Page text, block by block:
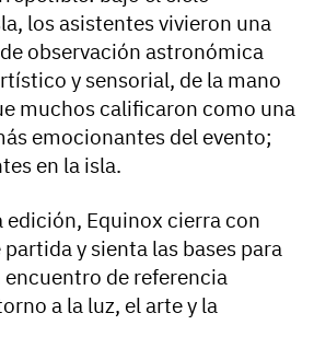
los asistentes vivieron una
observación astronómica
y sensorial, de la mano
muchos calificaron como una
emocionantes del evento;
en la isla.
edición, Equinox cierra con
y sienta las bases para
de referencia
a la luz, el arte y la